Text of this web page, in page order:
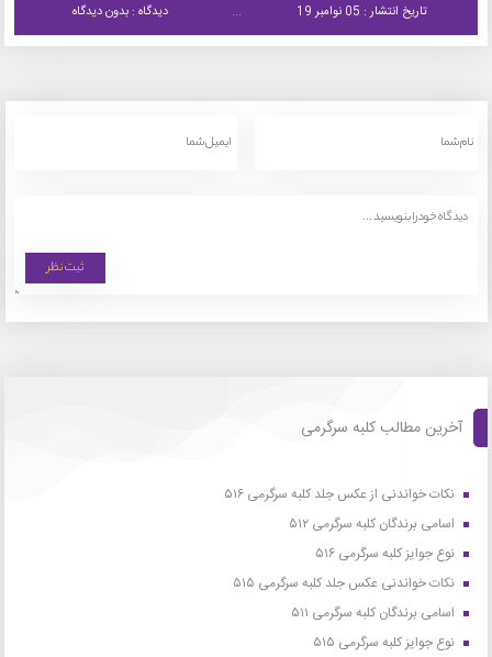
تاریخ انتشار : 05 نوامبر 19 دیدگاه : بدون دیدگاه
آخرین مطالب کلبه سرگرمی
نکات خواندنی از عکس جلد کلبه سرگرمی ۵۱۶
اسامی برندگان کلبه سرگرمی ۵۱۲
نوع جوایز کلبه سرگرمی ۵۱۶
نکات خواندنی عکس جلد کلبه سرگرمی ۵۱۵
اسامی برندگان کلبه سرگرمی ۵۱۱
نوع جوایز کلبه سرگرمی ۵۱۵